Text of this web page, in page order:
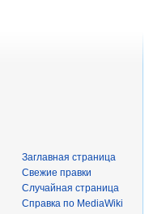
Заглавная страница
Свежие правки
Случайная страница
Справка по MediaWiki